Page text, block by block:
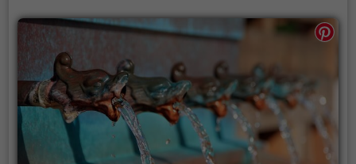
als Auszeit vom stressigen Alltag.